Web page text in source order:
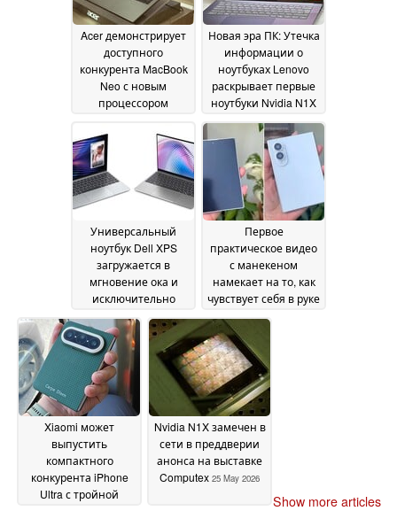
Acer демонстрирует
доступного
конкурента MacBook
Neo с новым
процессором
Новая эра ПК: Утечка
информации о
ноутбуках Lenovo
раскрывает первые
ноутбуки Nvidia N1X
31
May 2026
Универсальный
ноутбук Dell XPS
загружается в
мгновение ока и
исключительно
31
May 2026
Первое
практическое видео
с манекеном
намекает на то, как
чувствует себя в руке
Ultra от Samsung
May 2026
Xiaomi может
выпустить
компактного
конкурента iPhone
Ultra с тройной
Nvidia N1X замечен в
сети в преддверии
анонса на выставке
Computex 25 May 2026
Show more articles